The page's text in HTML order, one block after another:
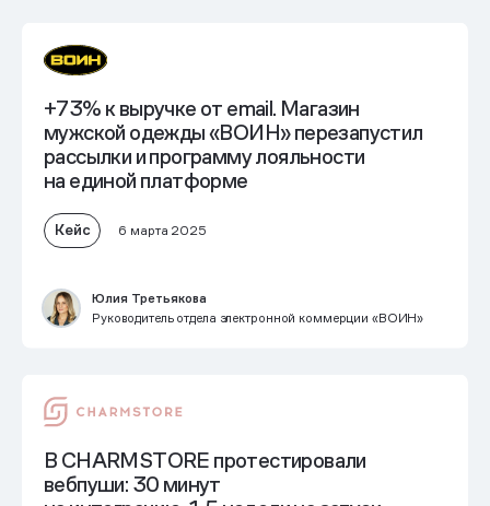
+73% к выручке от email. Магазин
мужской одежды «ВОИН» перезапустил
рассылки и программу лояльности
на единой платформе
Кейс 6 марта 2025
Юлия Третьякова
Руководитель отдела электронной коммерции «ВОИН»
В CHARMSTORE протестировали
вебпуши: 30 минут